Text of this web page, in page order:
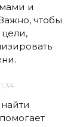
и
чтобы